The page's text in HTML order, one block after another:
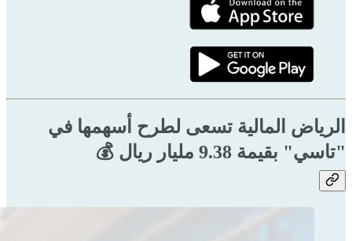
الرياض المالية تسعى لطرح أسهمها في
"تاسي" بقيمة 9.38 مليار ريال 💰